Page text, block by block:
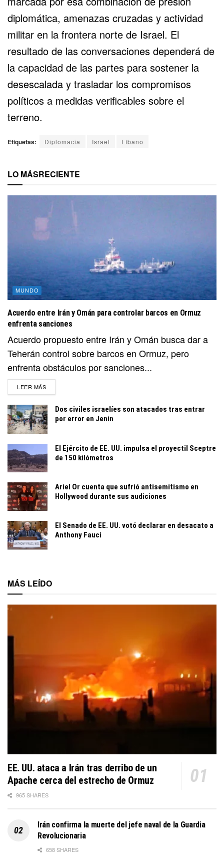
diplomática, amenazas cruzadas y actividad
militar en la frontera norte de Israel. El
resultado de las conversaciones dependerá de
la capacidad de las partes para sostener la
desescalada y trasladar los compromisos
políticos a medidas verificables sobre el
terreno.
Etiquetas: Diplomacia Israel Líbano
LO MÁSRECIENTE
MUNDO
Acuerdo entre Irán y Omán para controlar barcos en Ormuz
enfrenta sanciones
Acuerdo propuesto entre Irán y Omán busca dar a
Teherán control sobre barcos en Ormuz, pero
enfrenta obstáculos por sanciones...
LEER MÁSDETAILS
Dos civiles israelíes son atacados tras entrar
por error en Jenin
El Ejército de EE. UU. impulsa el proyectil Sceptre
de 150 kilómetros
Ariel Or cuenta que sufrió antisemitismo en
Hollywood durante sus audiciones
El Senado de EE. UU. votó declarar en desacato a
Anthony Fauci
MÁS LEÍDO
EE. UU. ataca a Irán tras derribo de un
Apache cerca del estrecho de Ormuz
965 SHARES
Irán confirma la muerte del jefe naval de la Guardia
Revolucionaria
658 SHARES